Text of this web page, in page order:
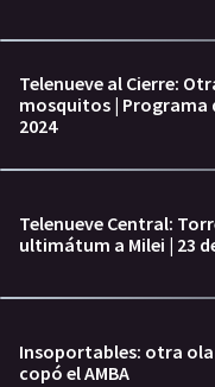
Telenueve al Cierre:
mosquitos | Programa
2024
Telenueve Central:
ultimátum a Milei | 23
Insoportables: otra
copó el AMBA